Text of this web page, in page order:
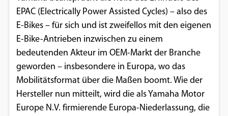
EPAC (Electrically Power Assisted Cycles) – also des
E-Bikes – für sich und ist zweifellos mit den eigenen
E-Bike-Antrieben inzwischen zu einem
bedeutenden Akteur im OEM-Markt der Branche
geworden – insbesondere in Europa, wo das
Mobilitätsformat über die Maßen boomt. Wie der
Hersteller nun mitteilt, wird die als Yamaha Motor
Europe N.V. firmierende Europa-Niederlassung, die
erforderlich.
Name:
cookie_consent
Dieser Cookie speichert die ausgewählten
Einverständnis-Optionen des Benutzers